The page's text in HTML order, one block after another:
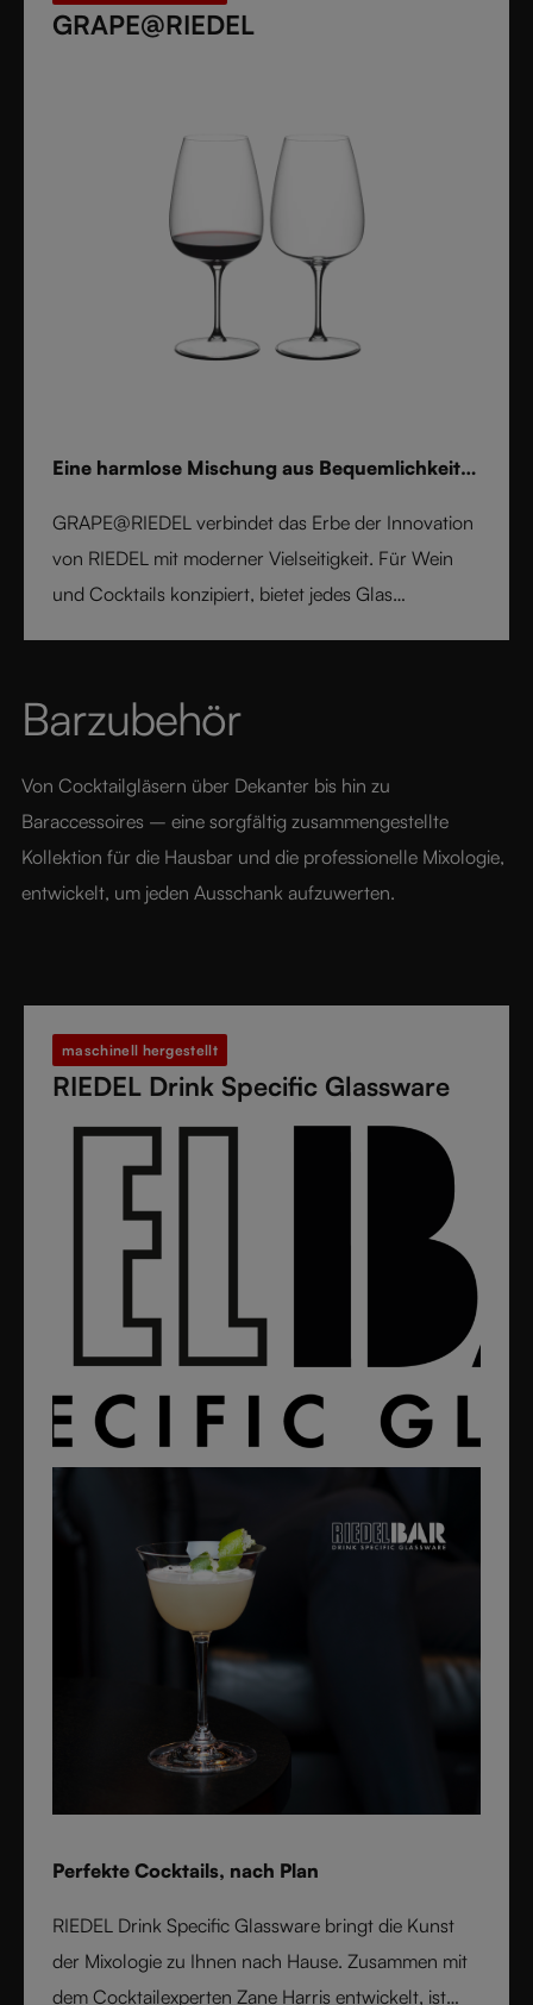
GRAPE@RIEDEL
Eine harmlose Mischung aus Bequemlichkeit
GRAPE@RIEDEL verbindet das Erbe der Innovation
von RIEDEL mit moderner Vielseitigkeit. Für Wein
und Cocktails konzipiert, bietet jedes Glas
Leistung, Ausgewogenheit und Brillanz zu einem
erschwinglichen Preis - und bringt die Kunst von
Barzubehör
Von Cocktailgläsern über Dekanter bis hin zu
Baraccessoires – eine sorgfältig zusammengestellte
Kollektion für die Hausbar und die professionelle Mixologie,
entwickelt, um jeden Ausschank aufzuwerten.
maschinell hergestellt
RIEDEL Drink Specific Glassware
Perfekte Cocktails, nach Plan
RIEDEL Drink Specific Glassware bringt die Kunst
der Mixologie zu Ihnen nach Hause. Zusammen mit
dem Cocktailexperten Zane Harris entwickelt, ist